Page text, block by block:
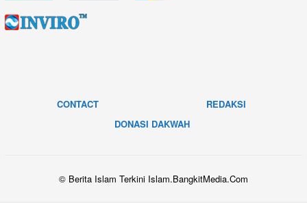
CONTACT
REDAKSI
DONASI DAKWAH
© Berita Islam Terkini Islam.BangkitMedia.Com